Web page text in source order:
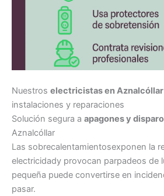
Nuestros electricistas en Aznalcóllar
instalaciones y reparaciones
Solución segura a apagones y
Aznalcóllar
Las sobrecalentamientosexponen la
electricidady provocan parpadeos de
pequeña puede convertirse en
pasar.